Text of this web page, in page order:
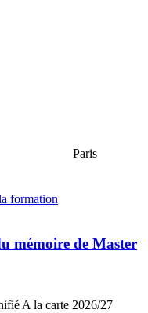
Paris
formation
mémoire de Master
A la carte 2026/27